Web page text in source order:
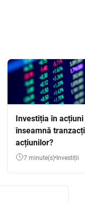
Investiția în
înseamnă
acțiunilor?
7 minute(s) Investiții